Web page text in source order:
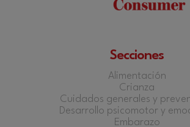
Secciones
Alimentación
Crianza
Cuidados generales y
Desarrollo psicomotor y
Embarazo